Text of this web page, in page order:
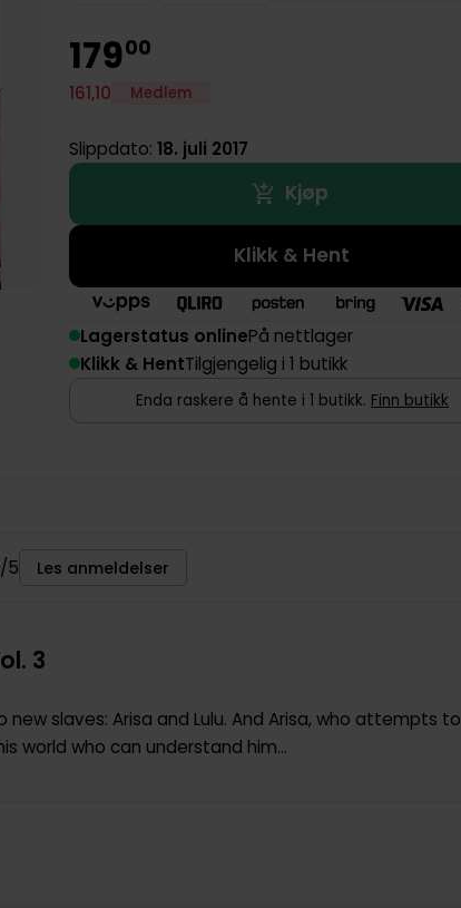
17900
161,10 Medlem
Slippdato:18. juli 2017
Kjøp
Klikk & Hent
Lagerstatus onlinePå nettlager
Klikk & HentTilgjengelig i 1 butikk
Enda raskere å hente i 1 butikk. Finn butikk
/5 Les anmeldelser
3
slaves: Arisa and Lulu. And Arisa, who attempts to
world who can understand him...